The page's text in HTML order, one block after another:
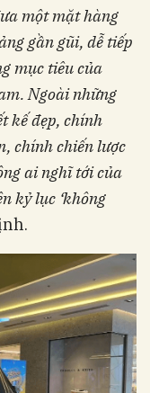
một mặt hàng
gần gũi, dễ tiếp
mục tiêu của
Ngoài những
kế đẹp, chính
chính chiến lược
ai nghĩ tới của
kỷ lục ‘không